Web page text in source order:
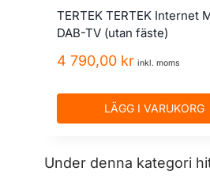
TERTEK TERTEK Internet
DAB-TV (utan fäste)
4 790,00 kr inkl. moms
LÄGG I VARUKORG
Under denna kategori